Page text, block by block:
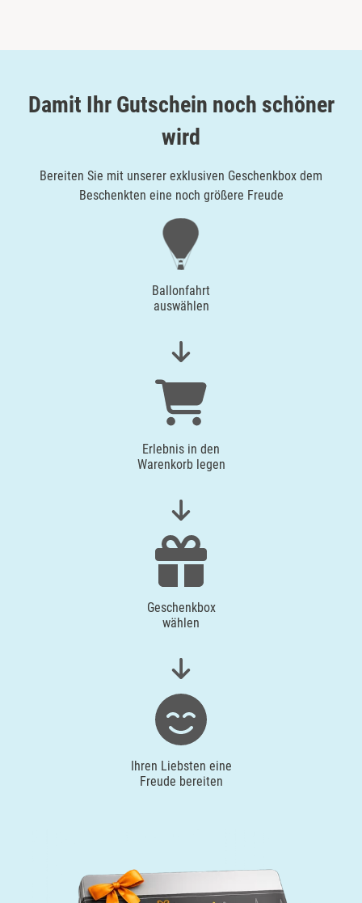
Damit Ihr Gutschein noch schöner
wird
Bereiten Sie mit unserer exklusiven Geschenkbox dem
Beschenkten eine noch größere Freude
Ballonfahrt
auswählen
Erlebnis in den
Warenkorb legen
Geschenkbox
wählen
Ihren Liebsten eine
Freude bereiten